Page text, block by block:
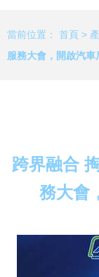
當前位置： 首頁 >
服務大會，開啟汽
跨界融合
務大會